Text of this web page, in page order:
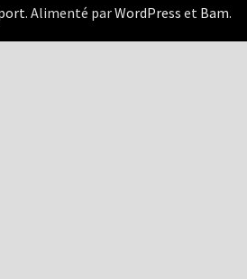
. Alimenté parWordPress et Bam.